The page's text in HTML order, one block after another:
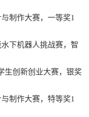
制作大赛，一等奖1
下机器人挑战赛，智
生创新创业大赛，银奖
制作大赛，特等奖1